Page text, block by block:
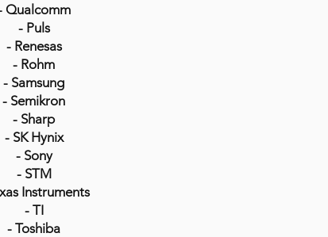
Qualcomm
- Puls
- Renesas
- Rohm
- Samsung
- Semikron
- Sharp
- SK Hynix
- Sony
- STM
Instruments
- TI
- Toshiba